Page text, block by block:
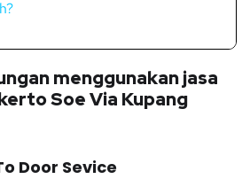
menggunakan jasa
Soe Via Kupang
Door Sevice